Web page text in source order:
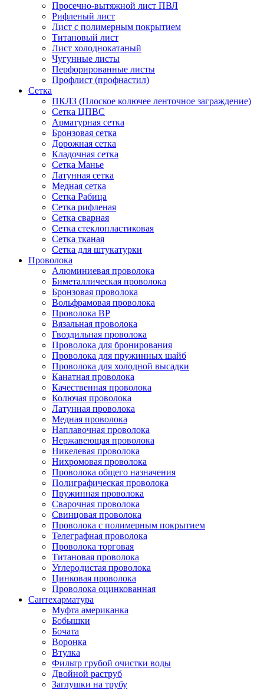
Просечно-вытяжной лист ПВЛ
Рифленый лист
Лист с полимерным покрытием
Титановый лист
Лист холоднокатаный
Чугунные листы
Перфорированные листы
Профлист (профнастил)
Сетка
ПКЛЗ (Плоское колючее ленточное заграждение)
Сетка ЦПВС
Арматурная сетка
Бронзовая сетка
Дорожная сетка
Кладочная сетка
Сетка Манье
Латунная сетка
Медная сетка
Сетка Рабица
Сетка рифленая
Сетка сварная
Сетка стеклопластиковая
Сетка тканая
Сетка для штукатурки
Проволока
Алюминиевая проволока
Биметаллическая проволока
Бронзовая проволока
Вольфрамовая проволока
Проволока ВР
Вязальная проволока
Гвоздильная проволока
Проволока для бронирования
Проволока для пружинных шайб
Проволока для холодной высадки
Канатная проволока
Качественная проволока
Колючая проволока
Латунная проволока
Медная проволока
Наплавочная проволока
Нержавеющая проволока
Никелевая проволока
Нихромовая проволока
Проволока общего назначения
Полиграфическая проволока
Пружинная проволока
Сварочная проволока
Свинцовая проволока
Проволока с полимерным покрытием
Телеграфная проволока
Проволока торговая
Титановая проволока
Углеродистая проволока
Цинковая проволока
Проволока оцинкованная
Сантехарматура
Муфта американка
Бобышки
Бочата
Воронка
Втулка
Фильтр грубой очистки воды
Двойной раструб
Заглушки на трубу